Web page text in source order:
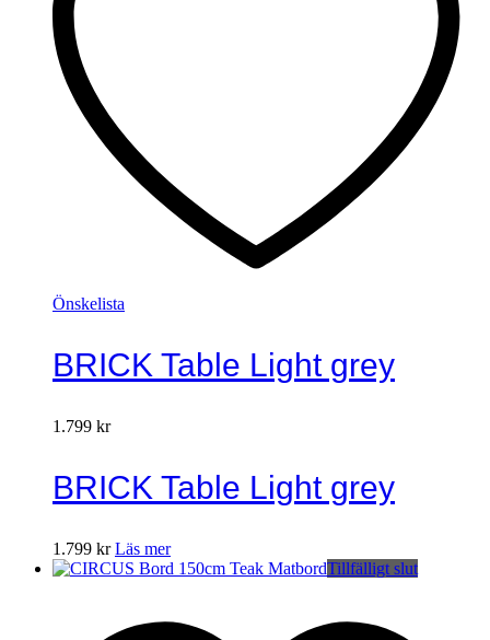
Önskelista
BRICK Table Light grey
1.799 kr
BRICK Table Light grey
1.799 kr Läs mer
Tillfälligt slut